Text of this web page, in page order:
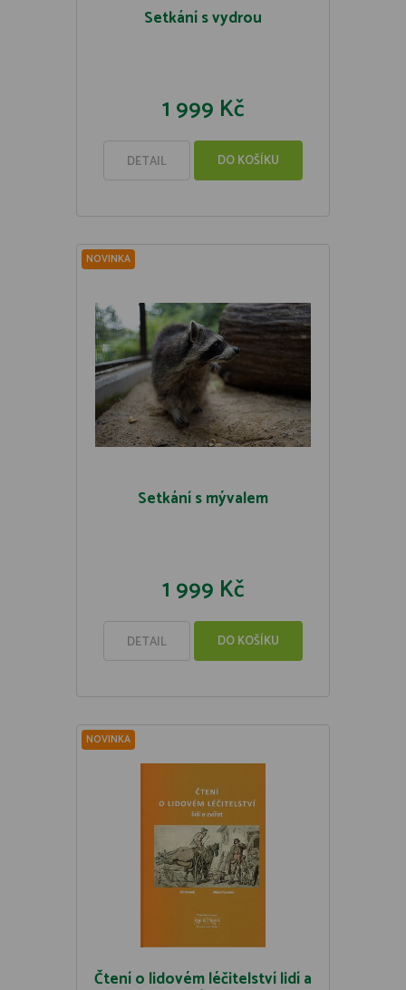
Setkání s vydrou
1 999 Kč
DETAIL DO KOŠÍKU
NOVINKA
Setkání s mývalem
1 999 Kč
DETAIL DO KOŠÍKU
NOVINKA
Čtení o lidovém léčitelství lidí a